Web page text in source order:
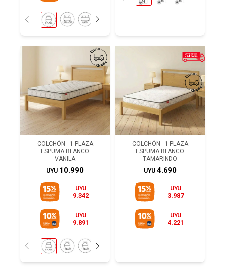
COLCHÓN - 1 PLAZA
ESPUMA BLANCO
VANILA
UYU 10.990
UYU
9.342
UYU
9.891
COLCHÓN - 1 PLAZA
ESPUMA BLANCO
TAMARINDO
UYU 4.690
UYU
3.987
UYU
4.221